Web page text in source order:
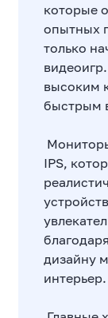
которые
опытных
только
высоким
быстрым
IPS,
дизайну
интерьер.